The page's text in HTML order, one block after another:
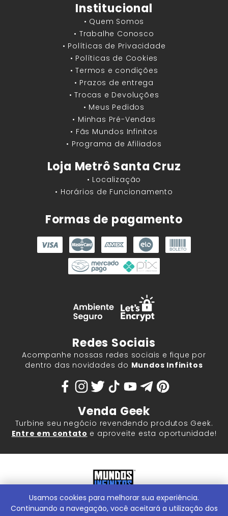
Institucional
• Quem Somos
• Trabalhe Conosco
• Políticas de Privacidade
• Políticas de Cookies
• Termos e condições
• Prazos de entrega
• Trocas e Devoluções
• Meus Pedidos
• Minhas Pré-Vendas
• Fãs Mundos Infinitos
• Programa de Afiliados
Loja Metrô Santa Cruz
• Localização
• Horários de Funcionamento
Formas de pagamento
Redes Sociais
Acompanhe nossas redes sociais e fique por
dentro das novidades do Mundos Infinitos
Venda Geek
Turbine seu negócio revendendo produtos Geek.
Entre em contato e aproveite esta oportunidade!
Mundos Infinitos - Publicações e Geek Store |ContentStuff
Publicações e Assinaturas Ltda. CNPJ - 05.859.917/0001-60.
Usamos cookies para melhorar sua experiência.
Continuando a navegação, você aceitará a utilização dos